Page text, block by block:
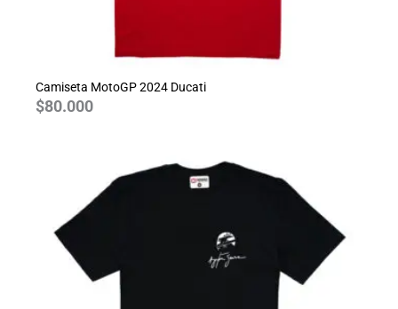
Camiseta MotoGP 2024 Ducati
$80.000